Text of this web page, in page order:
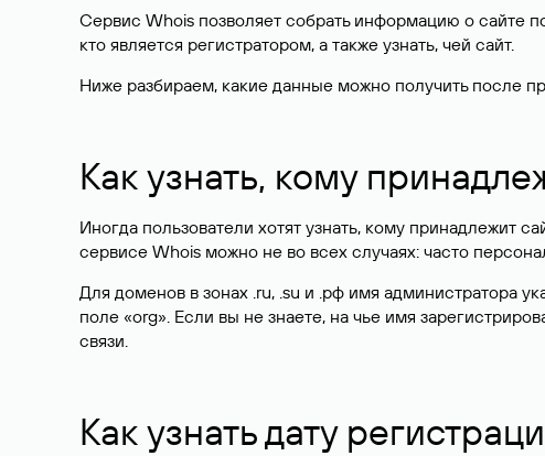
Сервис Whois позволяет собрать информацию о сайте
кто является регистратором, а также узнать, чей сайт.
Ниже разбираем, какие данные можно получить после
Как узнать, кому
Иногда пользователи хотят узнать, кому принадлежит
сервисе Whois можно не во всех случаях: часто
Для доменов в зонах .ru, .su и .рф имя администратора
поле «org». Если вы не знаете, на чье имя
связи.
Как узнать дату